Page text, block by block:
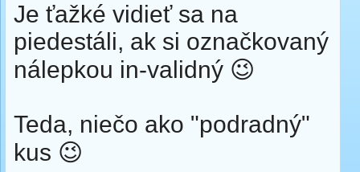
Je ťažké vidieť sa na
piedestáli, ak si označkovaný
nálepkou in-validný 😉
Teda, niečo ako "podradný"
kus 😉